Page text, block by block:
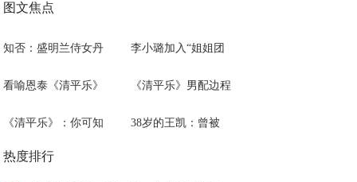
图文焦点
知否：盛明兰侍女丹 李小璐加入“姐姐团
看喻恩泰《清平乐》 《清平乐》男配边程
《清平乐》：你可知 38岁的王凯：曾被
热度排行